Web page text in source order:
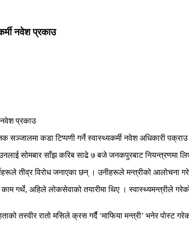
नवेश प्रकाउ
सञ्जालमा कडा टिप्पणी गर्ने स्वास्थ्यकर्मी नवेश अधिकारी
सोमबार साँझ करिब साढे ७ बजे जनकपुरबाट नियन्त्रणमा
तीव्र विरोध जनाएका छन् । उनीहरूले मन्त्रीको आलोचना
गर्थे, अहिले लोकसेवाको तयारीमा थिए । स्वास्थ्यमन्त्रीले
तस्वीर रातो मसिले क्रस गर्दै ‘माफिया मन्त्री’ भनेर पोस्ट